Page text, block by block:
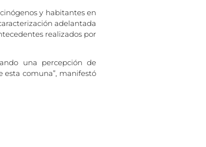
y habitantes en
adelantada
realizados por
una percepción de
comuna”, manifestó